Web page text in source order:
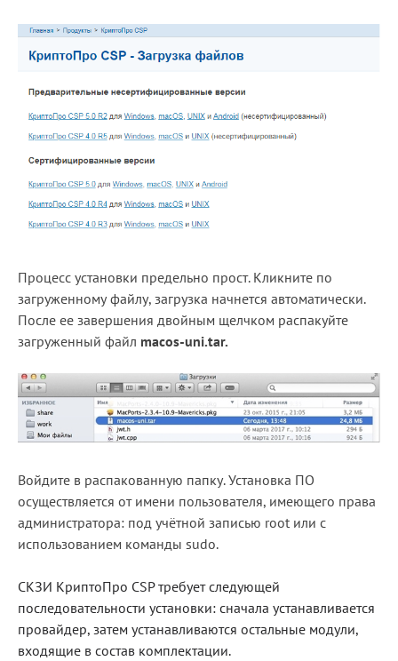
Процесс установки предельно прост. Кликните по
загруженному файлу, загрузка начнется автоматически.
После ее завершения двойным щелчком распакуйте
загруженный файл macos-uni.tar.
Войдите в распакованную папку. Установка ПО
осуществляется от имени пользователя, имеющего права
администратора: под учётной записью root или с
использованием команды sudo.
СКЗИ КриптоПро CSP требует следующей
последовательности установки: сначала устанавливается
провайдер, затем устанавливаются остальные модули,
входящие в состав комплектации.